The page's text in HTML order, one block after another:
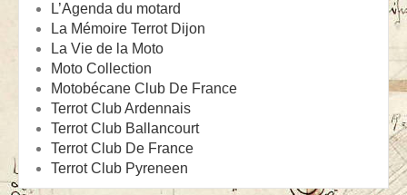
L’Agenda du motard
La Mémoire Terrot Dijon
La Vie de la Moto
Moto Collection
Motobécane Club De France
Terrot Club Ardennais
Terrot Club Ballancourt
Terrot Club De France
Terrot Club Pyreneen